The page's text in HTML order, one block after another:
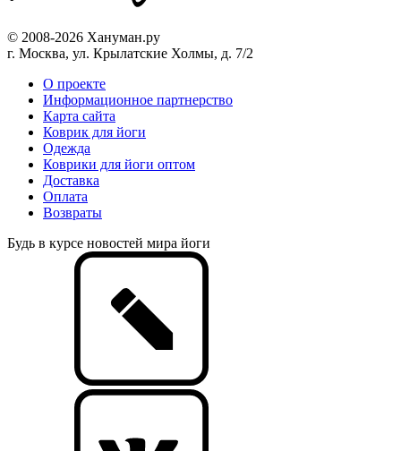
© 2008-2026 Хануман.ру
г. Москва, ул. Крылатские Холмы, д. 7/2
O проекте
Информационное партнерство
Карта сайта
Коврик для йоги
Одежда
Коврики для йоги оптом
Доставка
Оплата
Возвраты
Будь в курсе новостей мира йоги